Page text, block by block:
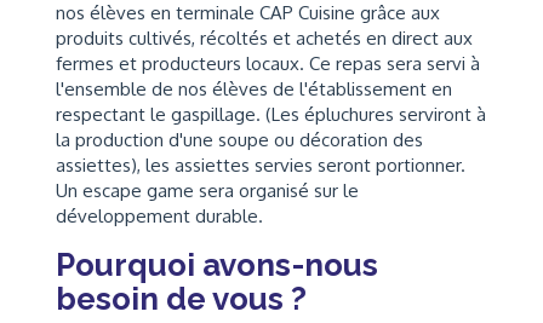
nos élèves en terminale CAP Cuisine grâce aux
produits cultivés, récoltés et achetés en direct aux
fermes et producteurs locaux. Ce repas sera servi à
l'ensemble de nos élèves de l'établissement en
respectant le gaspillage. (Les épluchures serviront à
la production d'une soupe ou décoration des
assiettes), les assiettes servies seront portionner.
Un escape game sera organisé sur le
développement durable.
Pourquoi avons-nous
besoin de vous ?